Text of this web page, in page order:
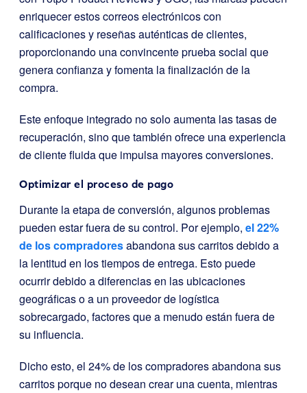
enriquecer estos correos electrónicos con
calificaciones y reseñas auténticas de clientes,
proporcionando una convincente prueba social que
genera confianza y fomenta la finalización de la
compra.
Este enfoque integrado no solo aumenta las tasas de
recuperación, sino que también ofrece una experiencia
de cliente fluida que impulsa mayores conversiones.
Optimizar el proceso de pago
Durante la etapa de conversión, algunos problemas
pueden estar fuera de su control. Por ejemplo, el 22%
de los compradoresabandona sus carritos debido a
la lentitud en los tiempos de entrega. Esto puede
ocurrir debido a diferencias en las ubicaciones
geográficas o a un proveedor de logística
sobrecargado, factores que a menudo están fuera de
su influencia.
Dicho esto, el 24% de los compradores abandona sus
carritos porque no desean crear una cuenta, mientras